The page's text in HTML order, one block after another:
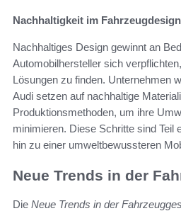
Nachhaltigkeit im Fahrzeugdesign
Nachhaltiges Design gewinnt an
Automobilhersteller sich
Lösungen zu finden. Unternehmen
Audi setzen auf nachhaltige
Produktionsmethoden, um ihre
minimieren. Diese Schritte sind Teil
hin zu einer umweltbewussteren
Neue Trends in der
Die Neue Trends in der